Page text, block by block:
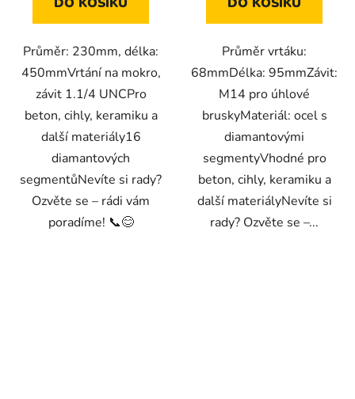
Průměr: 230mm, délka:
450mmVrtání na mokro,
závit 1.1/4 UNCPro
beton, cihly, keramiku a
další materiály16
diamantových
segmentůNevíte si rady?
Ozvěte se – rádi vám
poradíme! 📞😊
Průměr vrtáku:
68mmDélka: 95mmZávit:
M14 pro úhlové
bruskyMateriál: ocel s
diamantovými
segmentyVhodné pro
beton, cihly, keramiku a
další materiályNevíte si
rady? Ozvěte se –...